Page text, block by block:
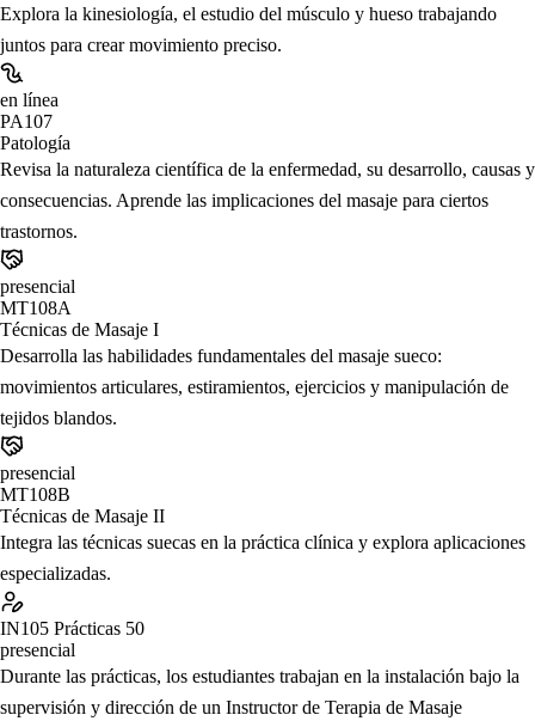
Explora la kinesiología, el estudio del músculo y hueso trabajando
juntos para crear movimiento preciso.
en línea
PA107
Patología
Revisa la naturaleza científica de la enfermedad, su desarrollo, causas y
consecuencias. Aprende las implicaciones del masaje para ciertos
trastornos.
presencial
MT108A
Técnicas de Masaje I
Desarrolla las habilidades fundamentales del masaje sueco:
movimientos articulares, estiramientos, ejercicios y manipulación de
tejidos blandos.
presencial
MT108B
Técnicas de Masaje II
Integra las técnicas suecas en la práctica clínica y explora aplicaciones
especializadas.
IN105 Prácticas 50
presencial
Durante las prácticas, los estudiantes trabajan en la instalación bajo la
supervisión y dirección de un Instructor de Terapia de Masaje